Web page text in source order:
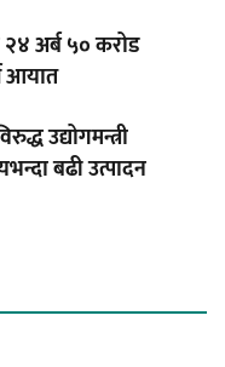
२४ अर्ब ५० करोड
आयात
उद्योगमन्त्री
बढी उत्पादन